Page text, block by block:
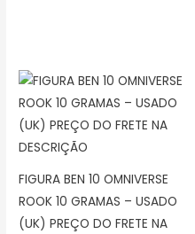
FIGURA BEN 10 OMNIVERSE
ROOK 10 GRAMAS – USADO
(UK) PREÇO DO FRETE NA